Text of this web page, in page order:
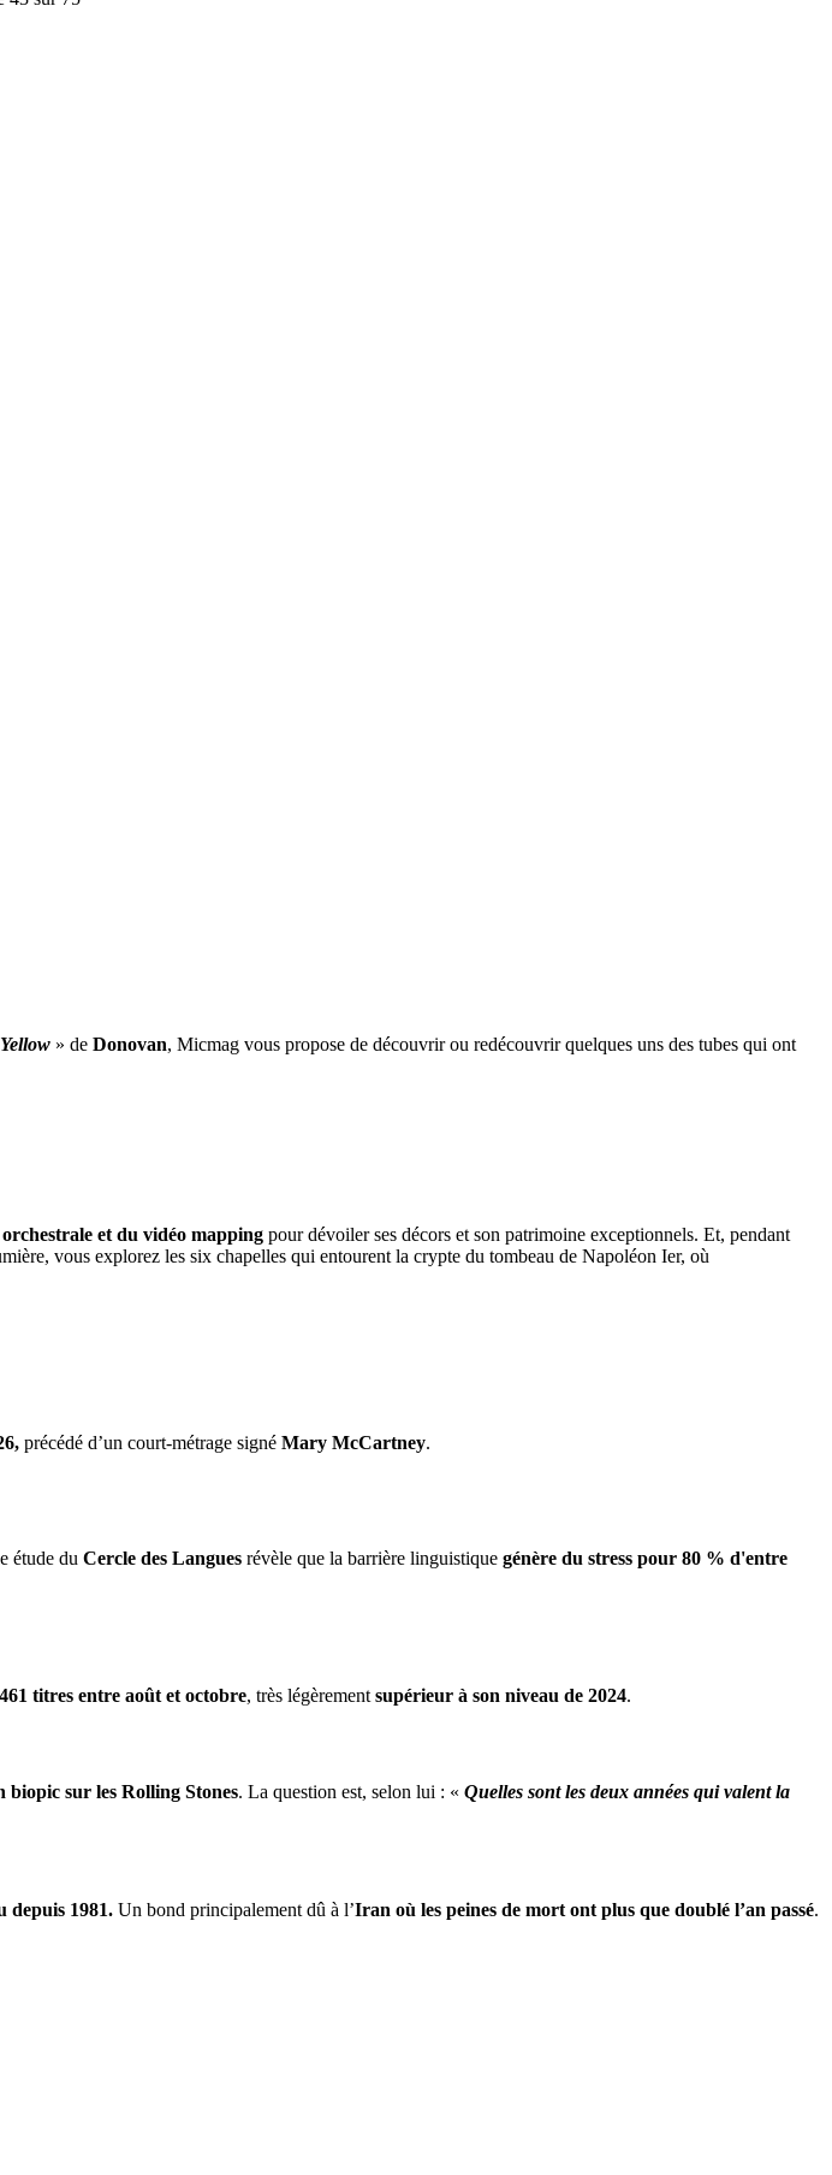
» de Donovan, Micmag vous propose de découvrir ou redécouvrir quelques uns des tubes qui ont
et du vidéo mapping pour dévoiler ses décors et son patrimoine exceptionnels. Et, pendant
vous explorez les six chapelles qui entourent la crypte du tombeau de Napoléon Ier, où
précédé d’un court-métrage signé Mary McCartney.
étude du Cercle des Langues révèle que la barrière linguistique génère du stress pour 80 % d'entre
461 titres entre août et octobre, très légèrement supérieur à son niveau de 2024.
biopic sur les Rolling Stones. La question est, selon lui : « Quelles sont les deux années qui valent la
depuis 1981. Un bond principalement dû à l’Iran où les peines de mort ont plus que doublé l’an passé.